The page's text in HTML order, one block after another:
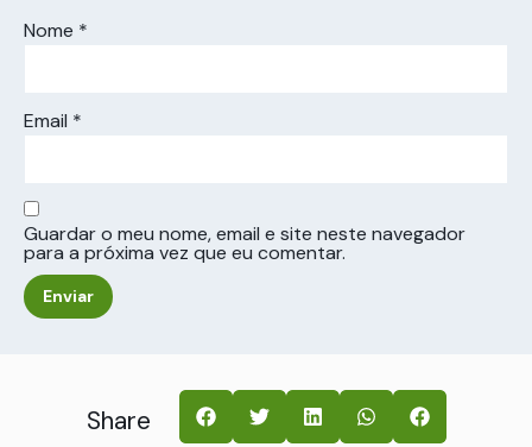
Nome *
Email *
Guardar o meu nome, email e site neste navegador
para a próxima vez que eu comentar.
Share